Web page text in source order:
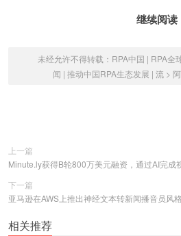
继续阅读
未经允许不得转载： RPA中国 | RPA全
闻 | 推动中国RPA生态发展 | 流 >
上一篇
Minute.ly获得B轮800万美元融资，通过AI完成
下一篇
亚马逊在AWS上推出神经文本转新闻播音员风
相关推荐